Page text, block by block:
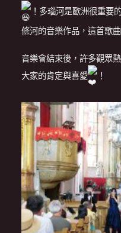
！多瑙河是歐洲很重要
條河的音樂作品，這首歌
音樂會結束後，許多觀眾
大家的肯定與喜愛
！